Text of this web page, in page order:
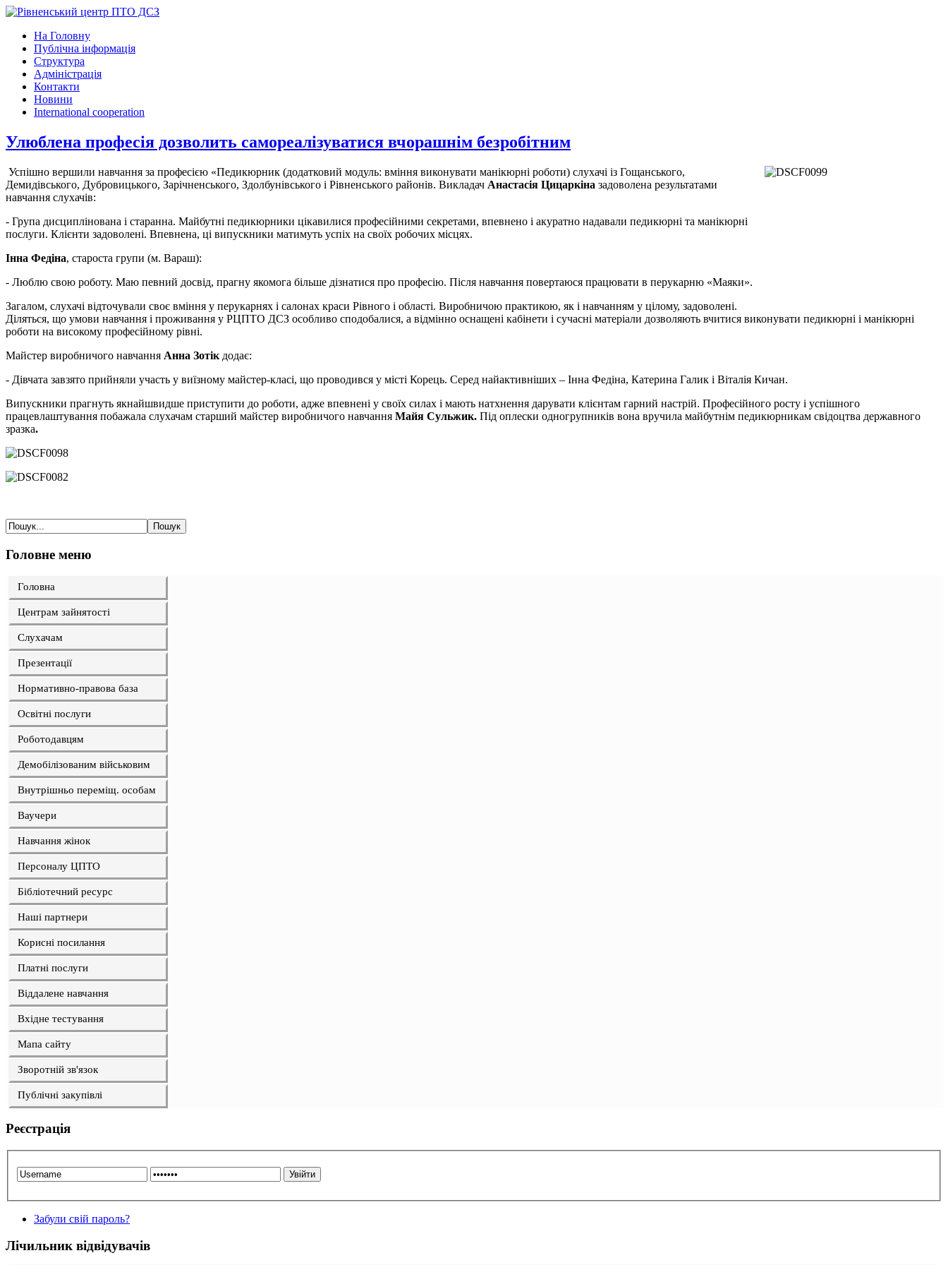
На Головну
Публічна інформація
Структура
Адміністрація
Контакти
Новини
International cooperation
Улюблена професія дозволить самореалізуватися вчорашнім безробітним
Успішно вершили навчання за професією «Педикюрник (додатковий модуль: вміння виконувати манікюрні роботи) слухачі із Гощанського,
Демидівського, Дубровицького, Зарічненського, Здолбунівського і Рівненського районів. Викладач Анастасія Цицаркіна задоволена результатами
навчання слухачів:
- Група дисциплінована і старанна. Майбутні педикюрники цікавилися професійними секретами, впевнено і акуратно надавали педикюрні та манікюрні
послуги. Клієнти задоволені. Впевнена, ці випускники матимуть успіх на своїх робочих місцях.
Інна Федіна, староста групи (м. Вараш):
- Люблю свою роботу. Маю певний досвід, прагну якомога більше дізнатися про професію. Після навчання повертаюся працювати в перукарню «Маяки».
Загалом, слухачі відточували своє вміння у перукарнях і салонах краси Рівного і області. Виробничою практикою, як і навчанням у цілому, задоволені.
Діляться, що умови навчання і проживання у РЦПТО ДСЗ особливо сподобалися, а відмінно оснащені кабінети і сучасні матеріали дозволяють вчитися виконувати педикюрні і манікюрні
роботи на високому професійному рівні.
Майстер виробничого навчання Анна Зотік додає:
- Дівчата завзято прийняли участь у виїзному майстер-класі, що проводився у місті Корець. Серед найактивніших – Інна Федіна, Катерина Галик і Віталія Кичан.
Випускники прагнуть якнайшвидше приступити до роботи, адже впевнені у своїх силах і мають натхнення дарувати клієнтам гарний настрій. Професійного росту і успішного
працевлаштування побажала слухачам старший майстер виробничого навчання Майя Сульжик. Під оплески одногрупників вона вручила майбутнім педикюрникам свідоцтва державного
зразка.
Головне меню
Головна
Центрам зайнятості
Слухачам
Презентації
Нормативно-правова база
Освітні послуги
Роботодавцям
Демобілізованим військовим
Внутрішньо переміщ. особам
Ваучери
Навчання жінок
Персоналу ЦПТО
Бібліотечний ресурс
Наші партнери
Корисні посилання
Платні послуги
Віддалене навчання
Вхідне тестування
Мапа сайту
Зворотній зв'язок
Публічні закупівлі
Реєстрація
Забули свій пароль?
Лічильник відвідувачів